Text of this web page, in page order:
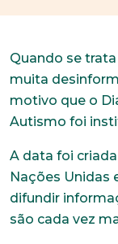
Quando se
muita
motivo que o
Autismo foi
A data foi
Nações Unidas
difundir
são cada vez